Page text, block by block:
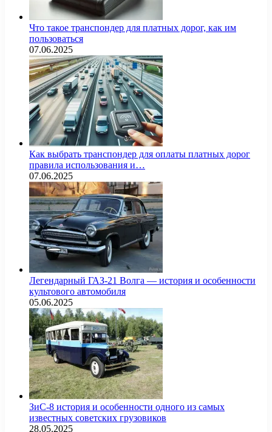
Что такое транспондер для платных дорог, как им
пользоваться
07.06.2025
Как выбрать транспондер для оплаты платных дорог
правила использования и…
07.06.2025
Легендарный ГАЗ-21 Волга — история и особенности
культового автомобиля
05.06.2025
ЗиС-8 история и особенности одного из самых
известных советских грузовиков
28.05.2025